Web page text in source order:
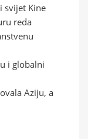
svijet Kine
reda
i globalni
Aziju, a